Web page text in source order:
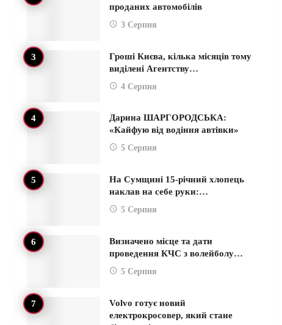
проданих автомобілів
3 Серпня
Гроші Києва, кілька місяців тому
виділені Агентству…
4 Серпня
Дарина ШАРГОРОДСЬКА:
«Кайфую від водіння автівки»
5 Серпня
На Сумщині 15-річний хлопець
наклав на себе руки:…
5 Серпня
Визначено місце та дати
проведення КЧС з волейболу…
5 Серпня
Volvo готує новий
електрокросовер, який стане